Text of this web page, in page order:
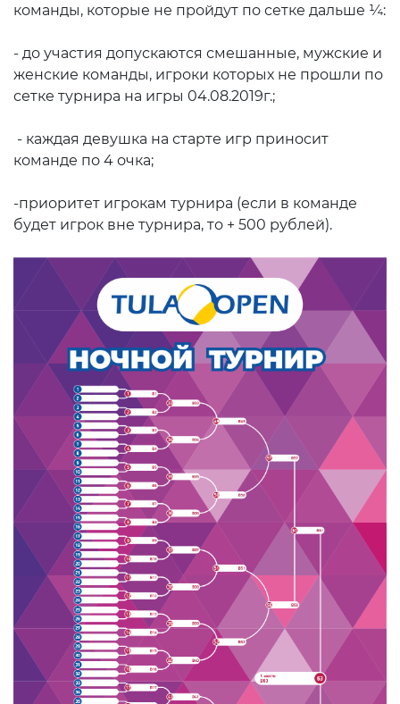
команды, которые не пройдут по сетке дальше ¼:
- до участия допускаются смешанные, мужские и
женские команды, игроки которых не прошли по
сетке турнира на игры 04.08.2019г.;
- каждая девушка на старте игр приносит
команде по 4 очка;
-приоритет игрокам турнира (если в команде
будет игрок вне турнира, то + 500 рублей).